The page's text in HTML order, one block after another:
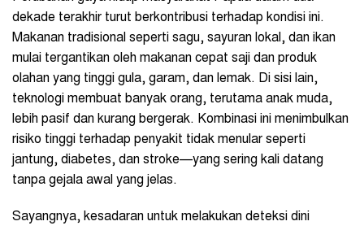
dekade terakhir turut berkontribusi terhadap kondisi ini.
Makanan tradisional seperti sagu, sayuran lokal, dan ikan
mulai tergantikan oleh makanan cepat saji dan produk
olahan yang tinggi gula, garam, dan lemak. Di sisi lain,
teknologi membuat banyak orang, terutama anak muda,
lebih pasif dan kurang bergerak. Kombinasi ini menimbulkan
risiko tinggi terhadap penyakit tidak menular seperti
jantung, diabetes, dan stroke—yang sering kali datang
tanpa gejala awal yang jelas.
Sayangnya, kesadaran untuk melakukan deteksi dini